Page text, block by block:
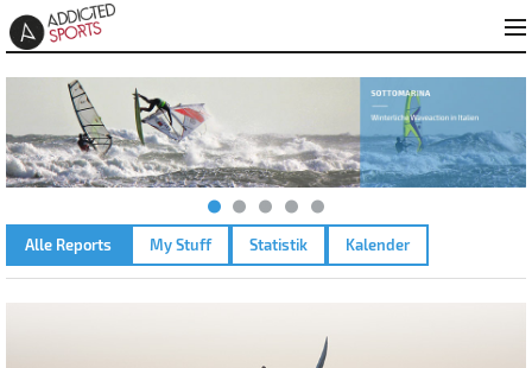
Alle Reports My Stuff Statistik Kalender